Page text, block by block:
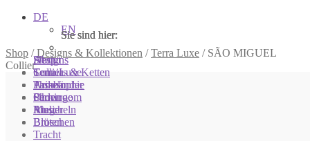
DE
EN
Shop /Designs & Kollektionen /Terra Luxe / SÃO MIGUEL
Collier
Sie sind hier:
Shop
Colliers & Ketten
Armbänder
Ohrringe
Ringe
Broschen
Sie sind hier:
Designs
Terra Luxe
Tasseln
Perlen
Muscheln
Blüten
Tracht
Sie sind hier:
About
Sonnia
Philosophie
Showroom
Atelier